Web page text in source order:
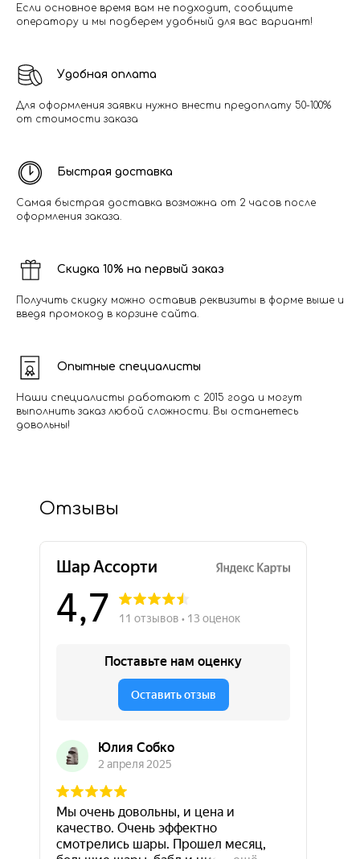
Если основное время вам не подходит, сообщите
оператору и мы подберем удобный для вас вариант!
Удобная оплата
Для оформления заявки нужно внести предоплату 50-100%
от стоимости заказа
Быстрая доставка
Самая быстрая доставка возможна от 2 часов после
оформления заказа.
Скидка 10% на первый заказ
Получить скидку можно оставив реквизиты в форме выше и
введя промокод в корзине сайта.
Опытные специалисты
Наши специалисты работают с 2015 года и могут
выполнить заказ любой сложности. Вы останетесь
довольны!
Отзывы